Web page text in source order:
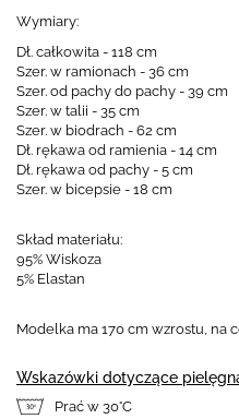
Wymiary:
Dł. całkowita - 118 cm
Szer. w ramionach - 36 cm
Szer. od pachy do pachy - 39 cm
Szer. w talii - 35 cm
Szer. w biodrach - 62 cm
Dł. rękawa od ramienia - 14 cm
Dł. rękawa od pachy - 5 cm
Szer. w bicepsie - 18 cm
Skład materiału:
95% Wiskoza
5% Elastan
Modelka ma 170 cm wzrostu, na
Wskazówki dotyczące
Prać w 30°C